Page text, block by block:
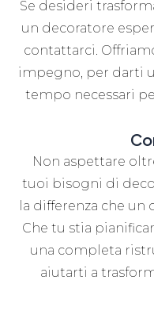
Se desideri
un decoratore
contattarci.
impegno, per darti
tempo necessari
Non aspettare
tuoi bisogni di
la differenza che
Che tu stia
una completa
aiutarti a